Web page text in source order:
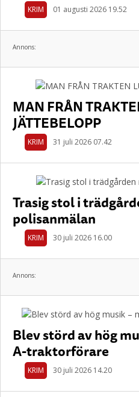
KRIM 01 augusti 2026 19.52
Annons:
MAN FRÅN
JÄTTEBELOPP
KRIM 31 juli 2026 07.42
Trasig stol i
polisanmälan
KRIM 30 juli 2026 16.00
Annons:
Blev störd av hög
A-traktorförare
KRIM 30 juli 2026 14.20